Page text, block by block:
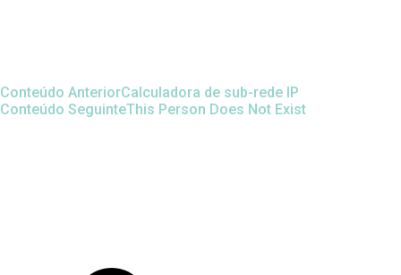
Conteúdo AnteriorCalculadora de sub-rede IP
Conteúdo SeguinteThis Person Does Not Exist